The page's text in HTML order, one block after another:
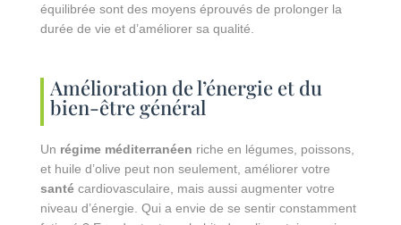
équilibrée sont des moyens éprouvés de prolonger la
durée de vie et d’améliorer sa qualité.
Amélioration de l’énergie et du
bien-être général
Un régime méditerranéen riche en légumes, poissons,
et huile d’olive peut non seulement, améliorer votre
santécardiovasculaire, mais aussi augmenter votre
niveau d’énergie. Qui a envie de se sentir constamment